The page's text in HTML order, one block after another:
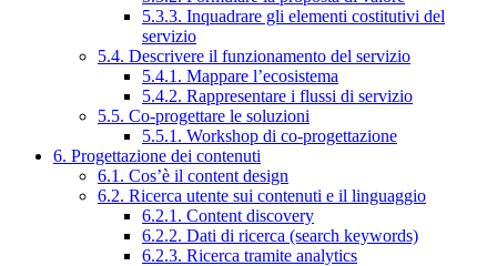
5.3.3. Inquadrare gli elementi costitutivi del
servizio
5.4. Descrivere il funzionamento del servizio
5.4.1. Mappare l’ecosistema
5.4.2. Rappresentare i flussi di servizio
5.5. Co-progettare le soluzioni
5.5.1. Workshop di co-progettazione
6. Progettazione dei contenuti
6.1. Cos’è il content design
6.2. Ricerca utente sui contenuti e il linguaggio
6.2.1. Content discovery
6.2.2. Dati di ricerca (search keywords)
6.2.3. Ricerca tramite analytics